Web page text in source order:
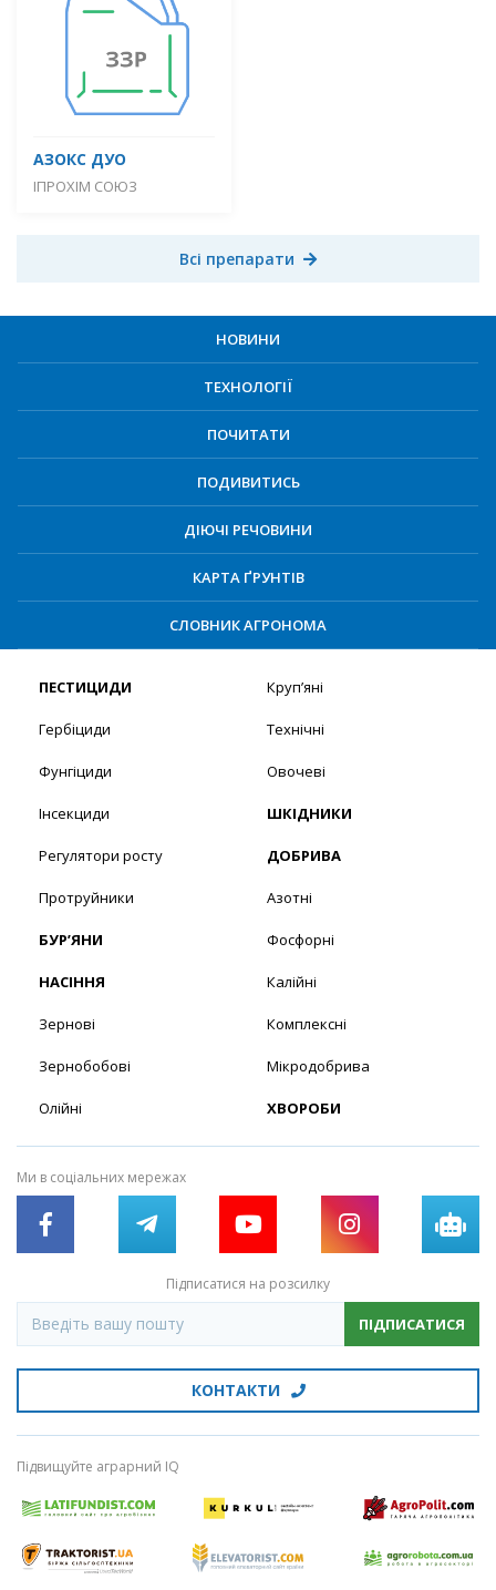
АЗОКС ДУО
ІПРОХІМ СОЮЗ
Всі препарати
НОВИНИ
ТЕХНОЛОГІЇ
ПОЧИТАТИ
ПОДИВИТИСЬ
ДІЮЧІ РЕЧОВИНИ
КАРТА ҐРУНТІВ
СЛОВНИК АГРОНОМА
ПЕСТИЦИДИ
Гербіциди
Фунгіциди
Інсекциди
Регулятори росту
Протруйники
БУР’ЯНИ
НАСІННЯ
Зернові
Зернобобові
Олійні
Круп’яні
Технічні
Овочеві
ШКІДНИКИ
ДОБРИВА
Азотні
Фосфорні
Калійні
Комплексні
Мікродобрива
ХВОРОБИ
Ми в соціальних мережах
Підписатися на розсилку
ПІДПИСАТИСЯ
КОНТАКТИ
Підвищуйте аграрний IQ